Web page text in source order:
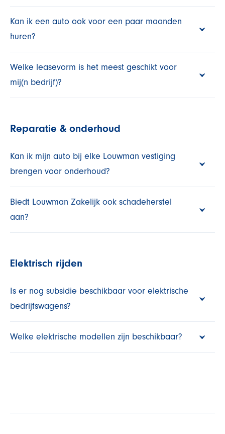
Kan ik een auto ook voor een paar maanden
huren?
Welke leasevorm is het meest geschikt voor
mij(n bedrijf)?
Reparatie & onderhoud
Kan ik mijn auto bij elke Louwman vestiging
brengen voor onderhoud?
Biedt Louwman Zakelijk ook schadeherstel
aan?
Elektrisch rijden
Is er nog subsidie beschikbaar voor elektrische
bedrijfswagens?
Welke elektrische modellen zijn beschikbaar?